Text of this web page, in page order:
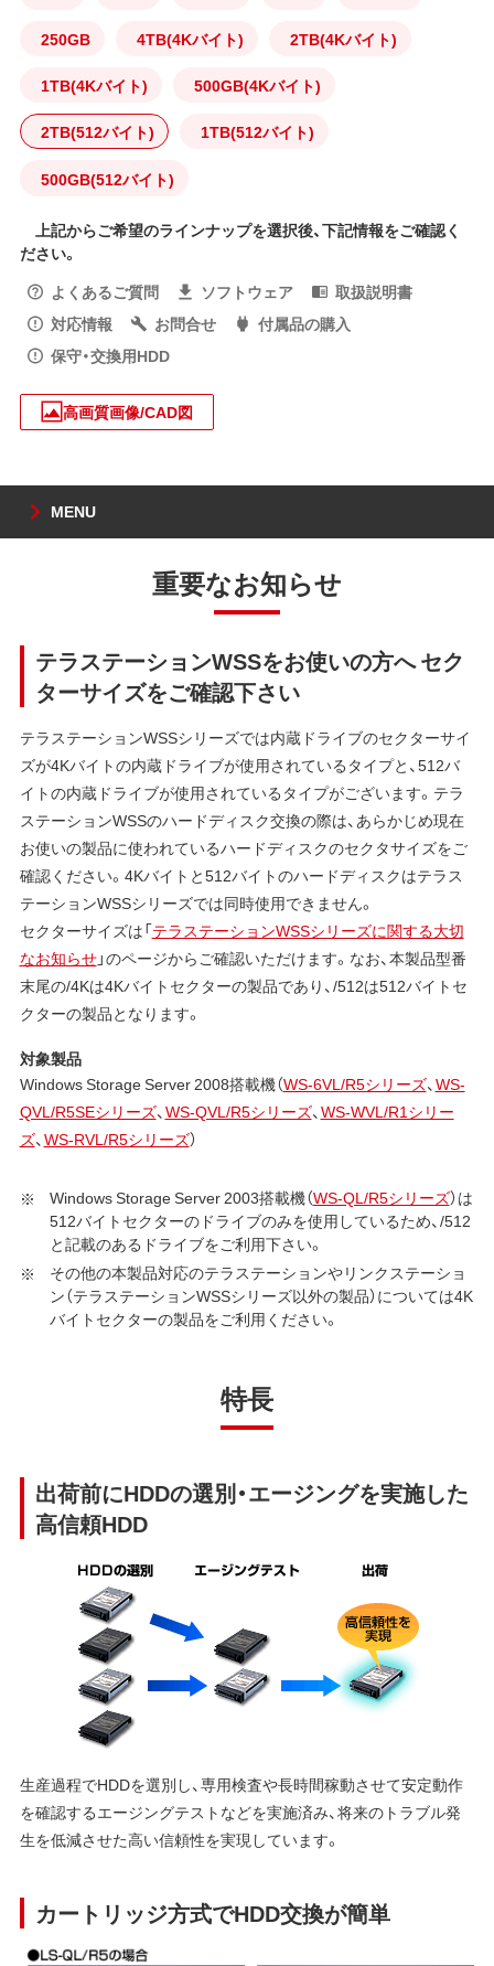
250GB 4TB(4Kバイト) 2TB(4Kバイト)
1TB(4Kバイト) 500GB(4Kバイト)
2TB(512バイト) 1TB(512バイト)
500GB(512バイト)
上記からご希望のラインナップを選択後、下記情報をご確認く
ださい。
よくあるご質問
ソフトウェア
取扱説明書
対応情報
お問合せ
付属品の購入
保守・交換用HDD
高画質画像/CAD図
MENU
重要なお知らせ
テラステーションWSSをお使いの方へ セク
ターサイズをご確認下さい
テラステーションWSSシリーズでは内蔵ドライブのセクターサイ
ズが4Kバイトの内蔵ドライブが使用されているタイプと、512バ
イトの内蔵ドライブが使用されているタイプがございます。テラ
ステーションWSSのハードディスク交換の際は、あらかじめ現在
お使いの製品に使われているハードディスクのセクタサイズをご
確認ください。4Kバイトと512バイトのハードディスクはテラス
テーションWSSシリーズでは同時使用できません。
セクターサイズは「テラステーションWSSシリーズに関する大切
なお知らせ」のページからご確認いただけます。なお、本製品型番
末尾の/4Kは4Kバイトセクターの製品であり、/512は512バイトセ
クターの製品となります。
対象製品
Windows Storage Server 2008搭載機（WS-6VL/R5シリーズ、WS-
QVL/R5SEシリーズ、WS-QVL/R5シリーズ、WS-WVL/R1シリー
ズ、WS-RVL/R5シリーズ）
Windows Storage Server 2003搭載機（WS-QL/R5シリーズ）は
512バイトセクターのドライブのみを使用しているため、/512
と記載のあるドライブをご利用下さい。
その他の本製品対応のテラステーションやリンクステーショ
ン（テラステーションWSSシリーズ以外の製品）については4K
バイトセクターの製品をご利用ください。
特長
出荷前にHDDの選別・エージングを実施した
高信頼HDD
生産過程でHDDを選別し、専用検査や長時間稼動させて安定動作
を確認するエージングテストなどを実施済み、将来のトラブル発
生を低減させた高い信頼性を実現しています。
カートリッジ方式でHDD交換が簡単